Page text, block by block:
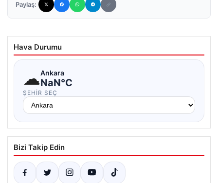
Paylaş:
Hava Durumu
☁Ankara
NaN°C
ŞEHIR SEÇ
Bizi Takip Edin